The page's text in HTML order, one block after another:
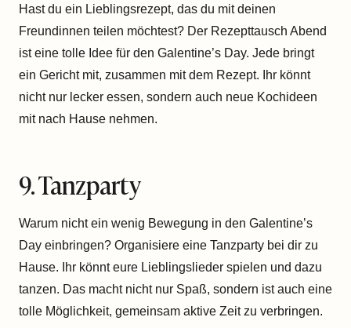
Hast du ein Lieblingsrezept, das du mit deinen
Freundinnen teilen möchtest? Der Rezepttausch Abend
ist eine tolle Idee für den Galentine’s Day. Jede bringt
ein Gericht mit, zusammen mit dem Rezept. Ihr könnt
nicht nur lecker essen, sondern auch neue Kochideen
mit nach Hause nehmen.
9. Tanzparty
Warum nicht ein wenig Bewegung in den Galentine’s
Day einbringen? Organisiere eine Tanzparty bei dir zu
Hause. Ihr könnt eure Lieblingslieder spielen und dazu
tanzen. Das macht nicht nur Spaß, sondern ist auch eine
tolle Möglichkeit, gemeinsam aktive Zeit zu verbringen.